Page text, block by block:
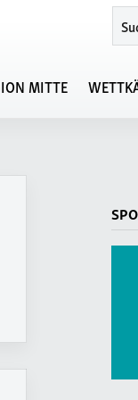
MITTE
Regionsmeisterschaften